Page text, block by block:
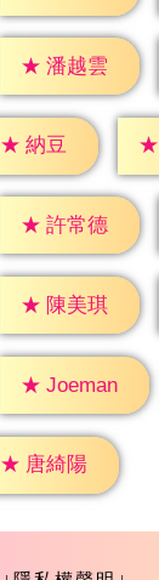
★ 潘越雲
★ 納豆 ★
★ 許常德
★ 陳美琪
★ Joeman
★ 唐綺陽